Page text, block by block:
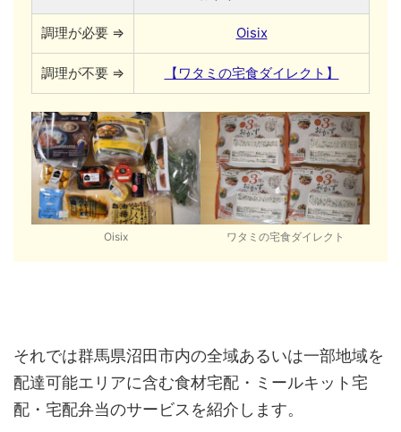
調理が必要 ⇒ Oisix
調理が不要 ⇒ 【ワタミの宅食ダイレクト】
Oisix ワタミの宅食ダイレクト
それでは群馬県沼田市内の全域あるいは一部地域を
配達可能エリアに含む食材宅配・ミールキット宅
配・宅配弁当のサービスを紹介します。